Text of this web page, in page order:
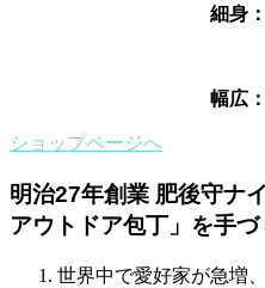
細身
幅広
ショップページへ
明治27年創業 肥後守ナ
アウトドア包丁」を手
世界中で愛好家が急増